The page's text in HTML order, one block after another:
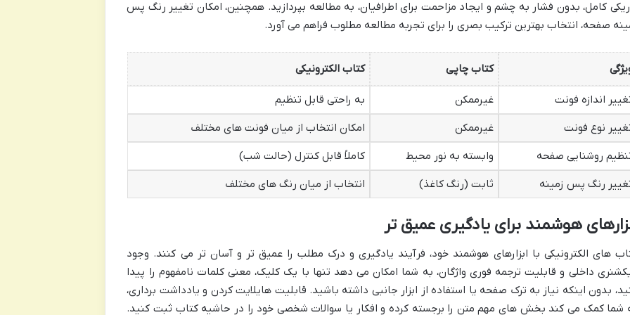
کامل، بدون فشار به چشم و ایجاد مزاحمت برای اطرافیان، به مطالعه بپردازید. همچنین، امکان تغییر رنگ پس
صفحه، انتخاب بهترین ترکیب بصری را برای تجربه مطالعه مطلوب فراهم می آورد.
کتاب چاپی کتاب الکترونیکی
اندازه فونت غیرممکن
به راحتی قابل تنظیم
نوع فونت
غیرممکن
امکان انتخاب از میان فونت های مختلف
روشنایی صفحه
وابسته به نور محیط
کاملاً قابل کنترل (حالت شب)
رنگ پس زمینه
ثابت (رنگ کاغذ) انتخاب از میان رنگ های مختلف
هوشمند برای یادگیری عمیق تر
های الکترونیکی با ابزارهای هوشمند خود، فرآیند یادگیری و درک مطلب را عمیق تر و آسان تر می کنند. وجود
داخلی و قابلیت ترجمه فوری واژگان، به شما امکان می دهد تنها با یک کلیک، معنی کلمات نامفهوم را پیدا
بدون اینکه نیاز به ترک صفحه یا استفاده از ابزار جانبی داشته باشید. قابلیت هایلایت کردن و یادداشت برداری،
شما کمک می کند بخش های مهم متن را برجسته کرده و افکار یا سوالات شخصی خود را در حاشیه کتاب ثبت کنید.